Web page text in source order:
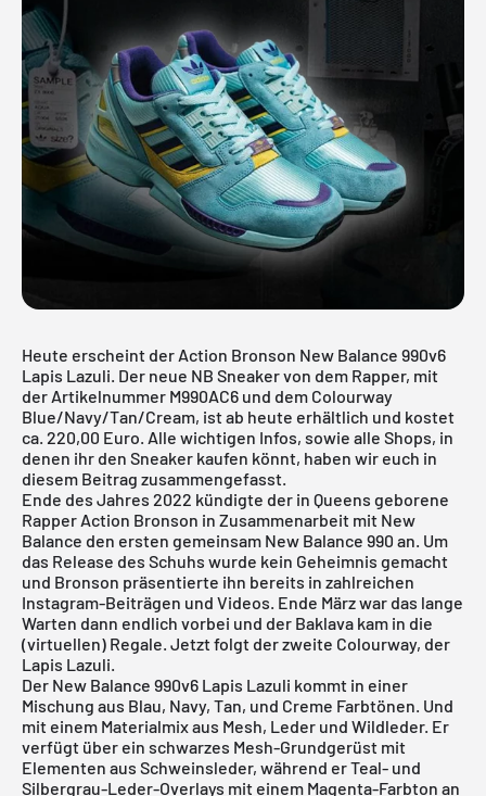
Heute erscheint der Action Bronson New Balance 990v6
Lapis Lazuli. Der neue NB Sneaker von dem Rapper, mit
der Artikelnummer M990AC6 und dem Colourway
Blue/Navy/Tan/Cream, ist ab heute erhältlich und kostet
ca. 220,00 Euro. Alle wichtigen Infos, sowie alle Shops, in
denen ihr den Sneaker kaufen könnt, haben wir euch in
diesem Beitrag zusammengefasst.
Ende des Jahres 2022 kündigte der in Queens geborene
Rapper Action Bronson in Zusammenarbeit mit New
Balance den ersten gemeinsam New Balance 990 an. Um
das Release des Schuhs wurde kein Geheimnis gemacht
und Bronson präsentierte ihn bereits in zahlreichen
Instagram-Beiträgen und Videos. Ende März war das lange
Warten dann endlich vorbei und der Baklava kam in die
(virtuellen) Regale. Jetzt folgt der zweite Colourway, der
Lapis Lazuli.
Der New Balance 990v6 Lapis Lazuli kommt in einer
Mischung aus Blau, Navy, Tan, und Creme Farbtönen. Und
mit einem Materialmix aus Mesh, Leder und Wildleder. Er
verfügt über ein schwarzes Mesh-Grundgerüst mit
Elementen aus Schweinsleder, während er Teal- und
Silbergrau-Leder-Overlays mit einem Magenta-Farbton an